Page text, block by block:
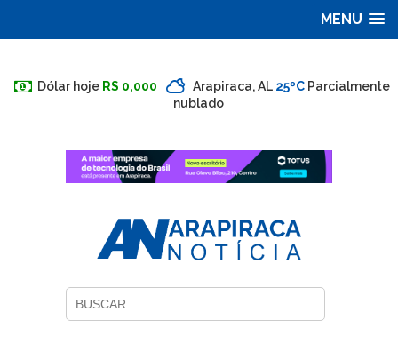
MENU
Dólar hoje R$ 0,000 Arapiraca, AL 25ºC Parcialmente
nublado